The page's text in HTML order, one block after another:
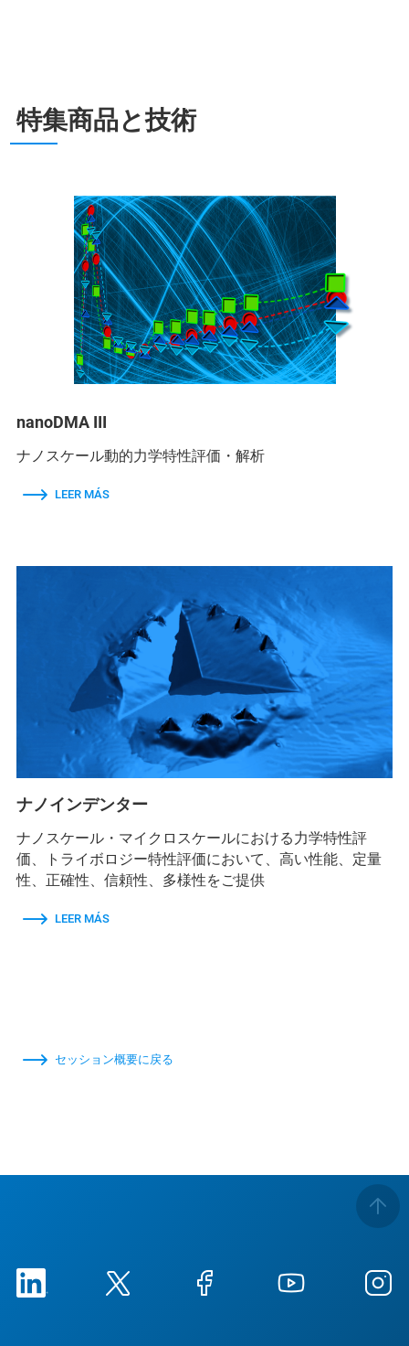
特集商品と技術
nanoDMA III
ナノスケール動的力学特性評価・解析
LEER MÁS
ナノインデンター
ナノスケール・マイクロスケールにおける力学特性評
価、トライボロジー特性評価において、高い性能、定量
性、正確性、信頼性、多様性をご提供
LEER MÁS
セッション概要に戻る